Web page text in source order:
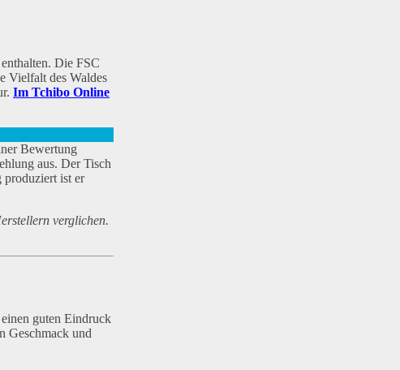
Die FSC
Vielfalt des Waldes
Im Tchibo Online
Bewertung
aus. Der Tisch
produziert ist er
verglichen.
guten Eindruck
Geschmack und